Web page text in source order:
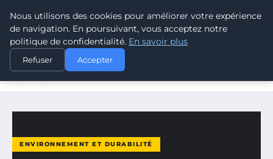
CLIMATE RESPONSE BLOG
ACCUEIL
ENVIRONNEMENT ET DURABILITÉ
PLANTER DES ARBRES : GUIDE COMPLET POUR RÉUSSIR
ENVIRONNEMENT ET DURABILITÉ
Nous utilisons des cookies pour améliorer votre expérience
de navigation. En poursuivant, vous acceptez notre
politique de confidentialité. En savoir plus
Refuser Accepter